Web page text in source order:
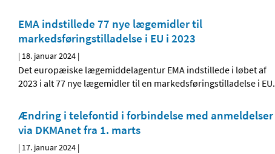
EMA indstillede 77 nye lægemidler til
markedsføringstilladelse i EU i 2023
| 18. januar 2024 |
Det europæiske lægemiddelagentur EMA indstillede i løbet af
2023 i alt 77 nye lægemidler til en markedsføringstilladelse i EU.
Ændring i telefontid i forbindelse med anmeldelser
via DKMAnet fra 1. marts
| 17. januar 2024 |